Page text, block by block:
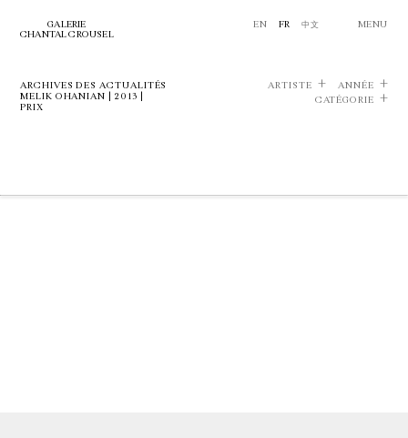
GALERIE
CHANTAL CROUSEL
EN FR 中文 MENU
ARCHIVES DES ACTUALITÉS
MELIK OHANIAN | 2013 |
PRIX
ARTISTE
ANNÉE
CATÉGORIE